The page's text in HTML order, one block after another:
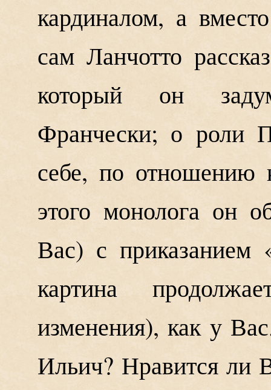
кардиналом, а
сам Ланчотто
который он
Франчески; о роли
себе, по
этого монолога он
Вас) с приказанием
картина
изменения), как у
Ильич? Нравится ли